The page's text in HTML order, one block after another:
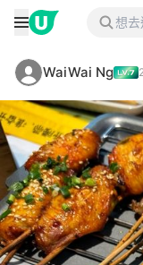
WaiWai Ng